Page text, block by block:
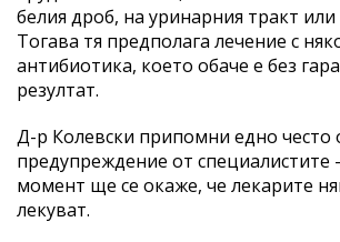
белия дроб, на уринарния тракт
Тогава тя предполага лечение с
антибиотика, което обаче е без
резултат.
Д-р Колевски припомни едно често
предупреждение от специалистите
момент ще се окаже, че лекарите
лекуват.